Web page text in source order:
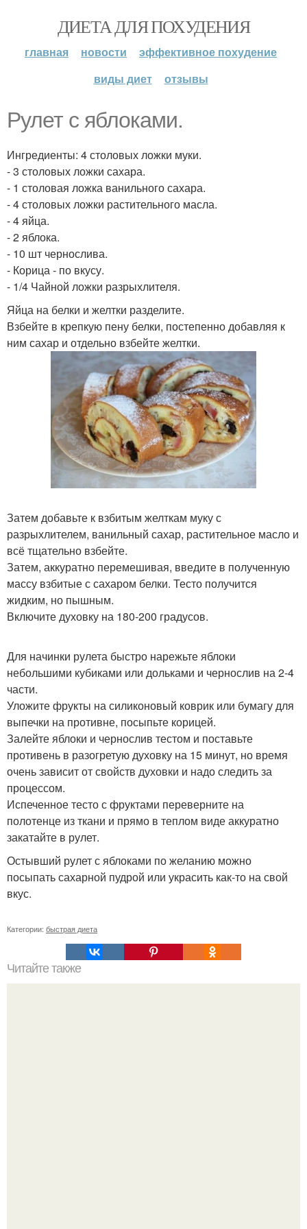
ДИЕТА ДЛЯ ПОХУДЕНИЯ
главная новости
эффективное похудение
виды диет
отзывы
Рулет с яблоками.
Ингредиенты: 4 столовых ложки муки.
- 3 столовых ложки сахара.
- 1 столовая ложка ванильного сахара.
- 4 столовых ложки растительного масла.
- 4 яйца.
- 2 яблока.
- 10 шт чернослива.
- Корица - по вкусу.
- 1/4 Чайной ложки разрыхлителя.
Яйца на белки и желтки разделите.
Взбейте в крепкую пену белки, постепенно добавляя к
ним сахар и отдельно взбейте желтки.
Затем добавьте к взбитым желткам муку с
разрыхлителем, ванильный сахар, растительное масло и
всё тщательно взбейте.
Затем, аккуратно перемешивая, введите в полученную
массу взбитые с сахаром белки. Тесто получится
жидким, но пышным.
Включите духовку на 180-200 градусов.
Для начинки рулета быстро нарежьте яблоки
небольшими кубиками или дольками и чернослив на 2-4
части.
Уложите фрукты на силиконовый коврик или бумагу для
выпечки на противне, посыпьте корицей.
Залейте яблоки и чернослив тестом и поставьте
противень в разогретую духовку на 15 минут, но время
очень зависит от свойств духовки и надо следить за
процессом.
Испеченное тесто с фруктами переверните на
полотенце из ткани и прямо в теплом виде аккуратно
закатайте в рулет.
Остывший рулет с яблоками по желанию можно
посыпать сахарной пудрой или украсить как-то на свой
вкус.
Категории: быстрая диета
Читайте также